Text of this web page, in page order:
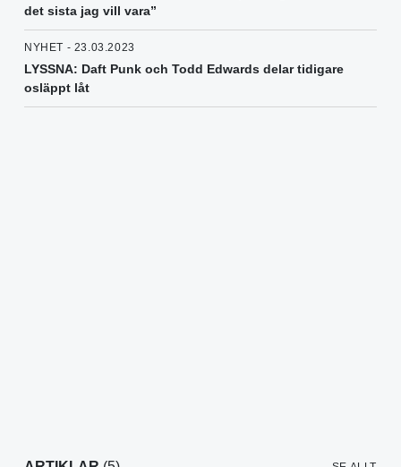
det sista jag vill vara”
NYHET - 23.03.2023
LYSSNA: Daft Punk och Todd Edwards delar tidigare
osläppt låt